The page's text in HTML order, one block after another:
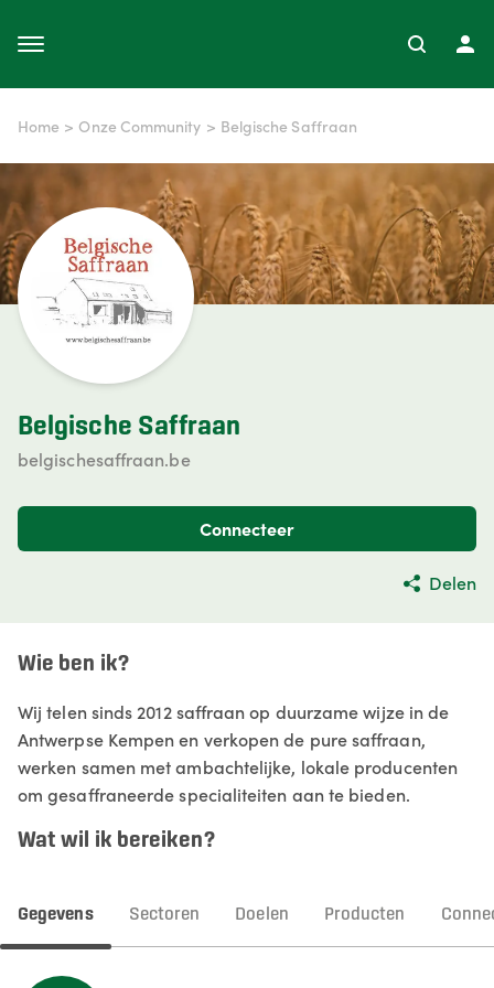
Home > Onze Community > Belgische Saffraan
Belgische Saffraan
belgischesaffraan.be
Connecteer
Delen
Wie ben ik?
Wij telen sinds 2012 saffraan op duurzame wijze in de
Antwerpse Kempen en verkopen de pure saffraan,
werken samen met ambachtelijke, lokale producenten
om gesaffraneerde specialiteiten aan te bieden.
Wat wil ik bereiken?
Gegevens Sectoren Doelen Producten